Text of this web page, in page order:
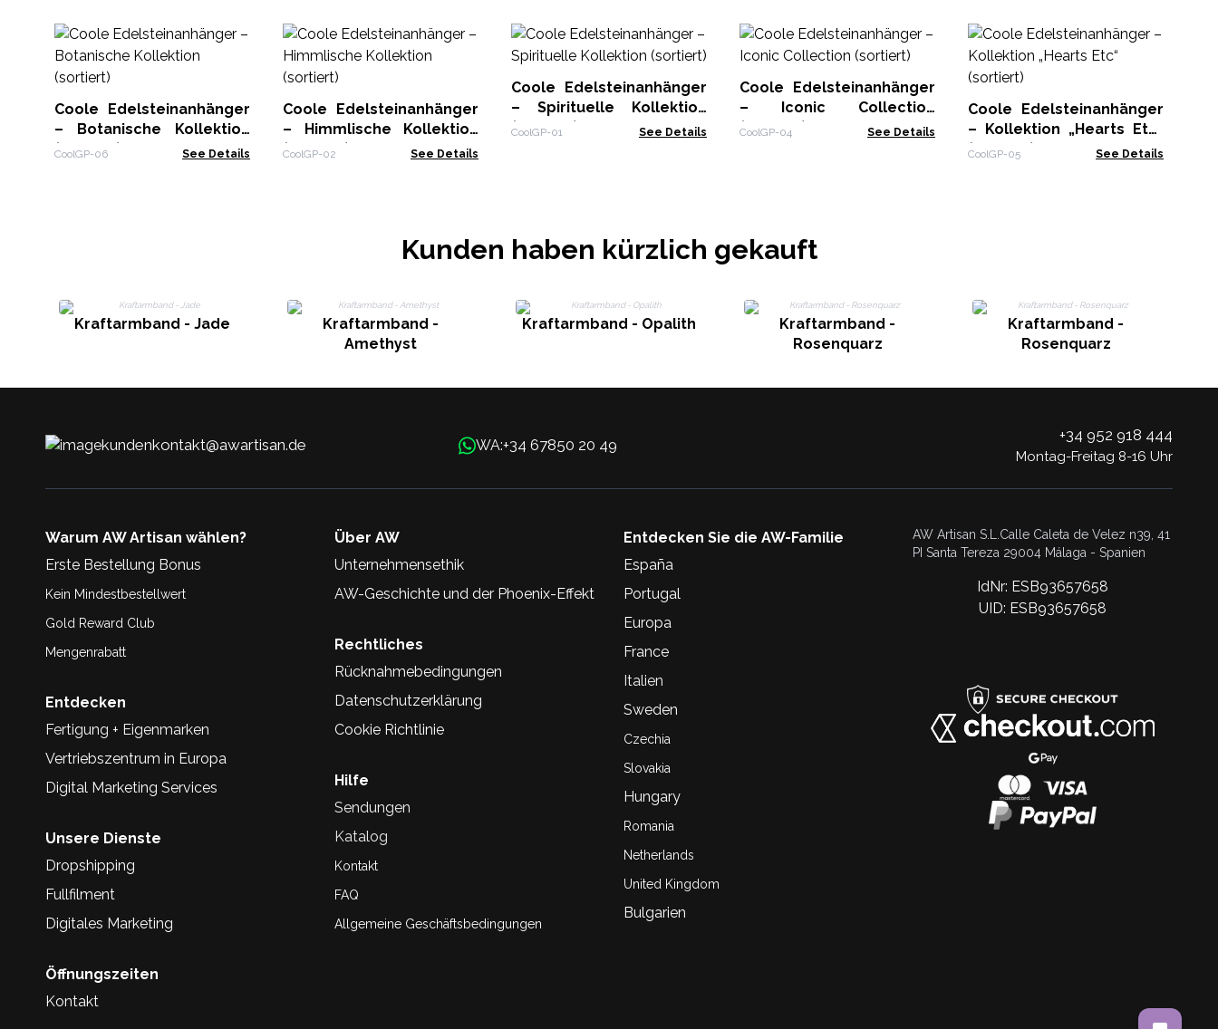
Coole Edelsteinanhänger
– Botanische Kollektion
(sortiert)
CoolGP-06 See Details
Coole Edelsteinanhänger
– Himmlische Kollektion
(sortiert)
CoolGP-02 See Details
Coole Edelsteinanhänger
– Spirituelle Kollektion
(sortiert)
CoolGP-01 See Details
Coole Edelsteinanhänger
– Iconic Collection
(sortiert)
CoolGP-04 See Details
Coole Edelsteinanhänger
– Kollektion „Hearts Etc“
(sortiert)
CoolGP-05 See Details
Kunden haben kürzlich gekauft
Kraftarmband - Jade
Kraftarmband -
Amethyst
Kraftarmband - Opalith
Kraftarmband -
Rosenquarz
Kraftarmband -
Rosenquarz
kundenkontakt@awartisan.de WA:+34 67850 20 49
+34 952 918 444
Montag-Freitag 8-16 Uhr
Warum AW Artisan wählen?
Erste Bestellung Bonus
Kein Mindestbestellwert
Gold Reward Club
Mengenrabatt
Entdecken
Fertigung + Eigenmarken
Vertriebszentrum in Europa
Digital Marketing Services
Unsere Dienste
Dropshipping
Fullfilment
Digitales Marketing
Öffnungszeiten
Kontakt
Über AW
Unternehmensethik
AW-Geschichte und der Phoenix-Effekt
Rechtliches
Rücknahmebedingungen
Datenschutzerklärung
Cookie Richtlinie
Hilfe
Sendungen
Katalog
Kontakt
FAQ
Allgemeine Geschäftsbedingungen
Entdecken Sie die AW-Familie
España
Portugal
Europa
France
Italien
Sweden
Czechia
Slovakia
Hungary
Romania
Netherlands
United Kingdom
Bulgarien
AW Artisan S.L.Calle Caleta de Velez n39, 41
PI Santa Tereza 29004 Málaga - Spanien
IdNr: ESB93657658
UID: ESB93657658